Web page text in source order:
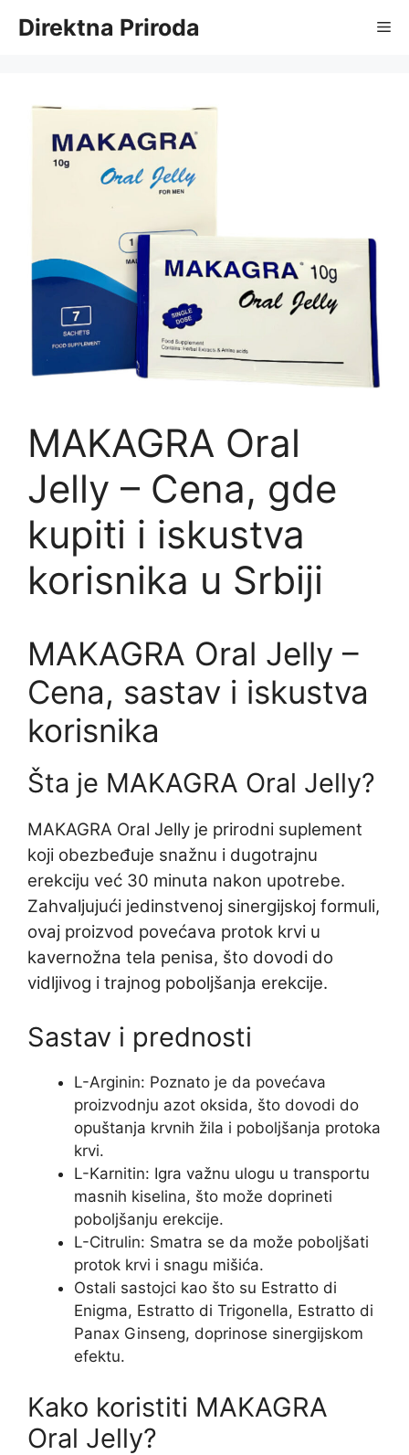
Direktna Priroda
MAKAGRA Oral
Jelly – Cena, gde
kupiti i iskustva
korisnika u Srbiji
MAKAGRA Oral Jelly –
Cena, sastav i iskustva
korisnika
Šta je MAKAGRA Oral Jelly?
MAKAGRA Oral Jelly je prirodni suplement
koji obezbeđuje snažnu i dugotrajnu
erekciju već 30 minuta nakon upotrebe.
Zahvaljujući jedinstvenoj sinergijskoj formuli,
ovaj proizvod povećava protok krvi u
kavernožna tela penisa, što dovodi do
vidljivog i trajnog poboljšanja erekcije.
Sastav i prednosti
L-Arginin: Poznato je da povećava
proizvodnju azot oksida, što dovodi do
opuštanja krvnih žila i poboljšanja protoka
krvi.
L-Karnitin: Igra važnu ulogu u transportu
masnih kiselina, što može doprineti
poboljšanju erekcije.
L-Citrulin: Smatra se da može poboljšati
protok krvi i snagu mišića.
Ostali sastojci kao što su Estratto di
Enigma, Estratto di Trigonella, Estratto di
Panax Ginseng, doprinose sinergijskom
efektu.
Kako koristiti MAKAGRA
Oral Jelly?